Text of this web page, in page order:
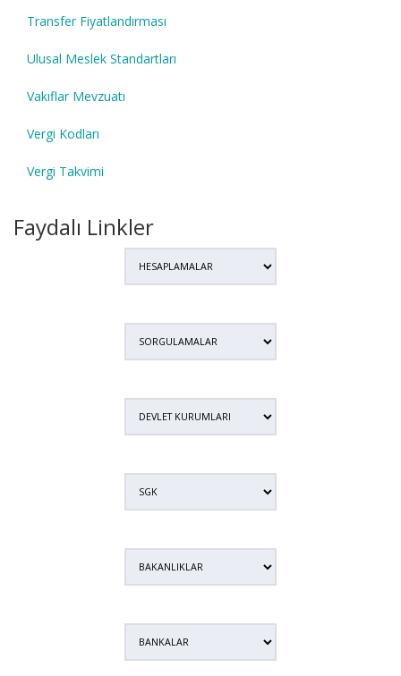
Transfer Fiyatlandırması
Ulusal Meslek Standartları
Vakıflar Mevzuatı
Vergi Kodları
Vergi Takvimi
Faydalı Linkler